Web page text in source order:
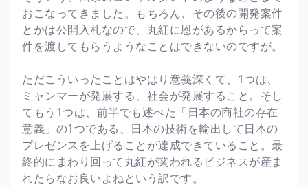
おこなってきました。もちろん、その後の開発案件
とかは公開入札なので、丸紅に恩があるからって案
件を渡してもらうようなことはできないのですが。
ただこういったことはやはり意義深くて、1つは、
ミャンマーが発展する、社会が発展すること。そし
てもう1つは、前半でも述べた「日本の商社の存在
意義」の1つである、日本の技術を輸出して日本の
プレゼンスを上げることが達成できていること。最
終的にまわり回って丸紅が関われるビジネスが産ま
れたらなお良いよねという訳です。